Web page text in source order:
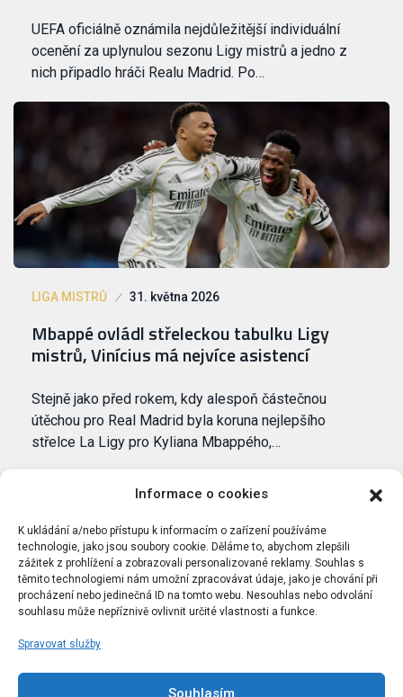
Informace o cookies
K ukládání a/nebo přístupu k informacím o zařízení používáme
technologie, jako jsou soubory cookie. Děláme to, abychom zlepšili
zážitek z prohlížení a zobrazovali personalizované reklamy. Souhlas s
těmito technologiemi nám umožní zpracovávat údaje, jako je chování při
procházení nebo jedinečná ID na tomto webu. Nesouhlas nebo odvolání
souhlasu může nepříznivě ovlivnit určité vlastnosti a funkce.
Spravovat služby
Souhlasím
UEFA oficiálně oznámila nejdůležitější individuální
ocenění za uplynulou sezonu Ligy mistrů a jedno z
nich připadlo hráči Realu Madrid. Po…
LIGA MISTRŮ 31. května 2026
Mbappé ovládl střeleckou tabulku Ligy
mistrů, Vinícius má nejvíce asistencí
Stejně jako před rokem, kdy alespoň částečnou
útěchou pro Real Madrid byla koruna nejlepšího
střelce La Ligy pro Kyliana Mbappého,…